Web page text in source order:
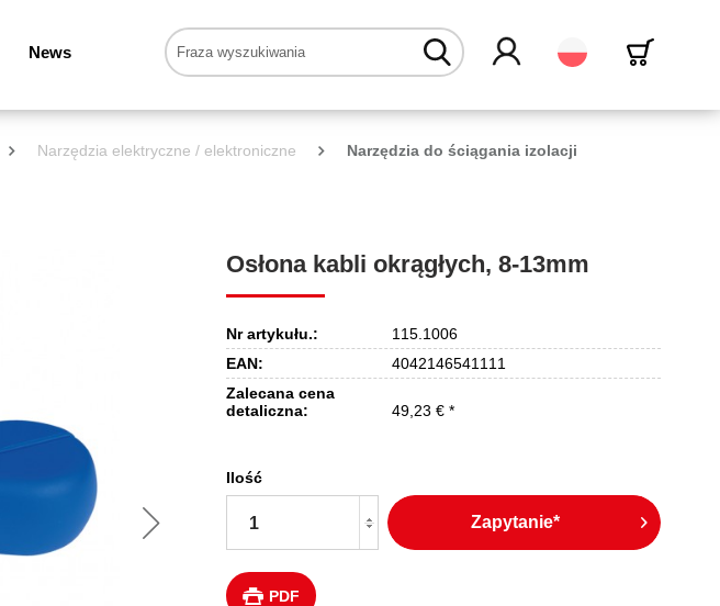
News Polski
Narzędzia elektryczne / elektroniczne Narzędzia do ściągania izolacji
Osłona kabli okrągłych, 8-13mm
Nr artykułu.:
115.1006
EAN:
4042146541111
Zalecana cena
detaliczna:
49,23 € *
Ilość
Zapytanie*
PDF